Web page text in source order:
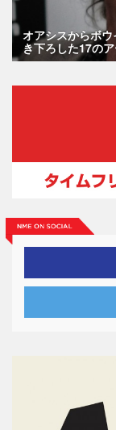
オアシスからボ
き下ろした17の